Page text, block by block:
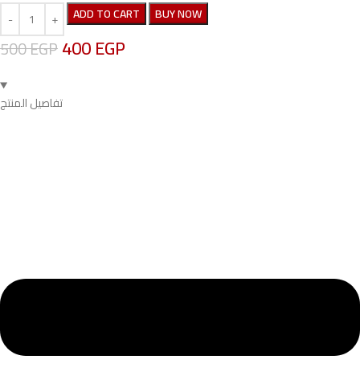
ADD TO CART BUY NOW
500EGP400EGP
تفاصيل المنتج